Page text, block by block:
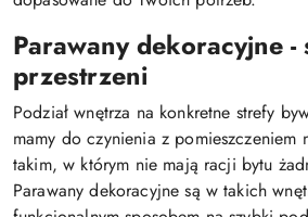
Parawany dekoracyjne -
przestrzeni
Podział wnętrza na konkretne strefy
mamy do czynienia z pomieszczeniem
takim, w którym nie mają racji bytu
Parawany dekoracyjne są w takich